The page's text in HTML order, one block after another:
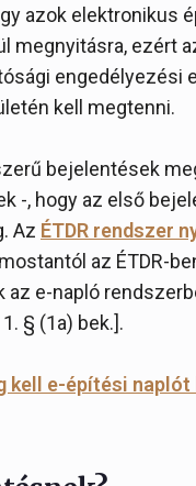
azok elektronikus
megnyitásra, ezért
engedélyezési
kell megtenni.
bejelentések
-, hogy az első
Az ÉTDR rendszer
az ÉTDR-
e-napló
1. § (1a) bek.].
kell e-építési